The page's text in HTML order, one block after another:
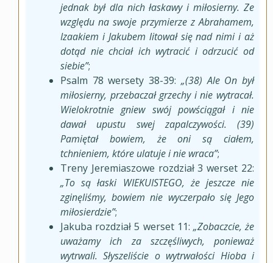
jednak był dla nich łaskawy i miłosierny. Ze
względu na swoje przymierze z Abrahamem,
Izaakiem i Jakubem litował się nad nimi i aż
dotąd nie chciał ich wytracić i odrzucić od
siebie”;
Psalm 78 wersety 38-39: „(38) Ale On był
miłosierny, przebaczał grzechy i nie wytracał.
Wielokrotnie gniew swój powściągał i nie
dawał upustu swej zapalczywości. (39)
Pamiętał bowiem, że oni są ciałem,
tchnieniem, które ulatuje i nie wraca”;
Treny Jeremiaszowe rozdział 3 werset 22:
„To są łaski WIEKUISTEGO, że jeszcze nie
zginęliśmy, bowiem nie wyczerpało się Jego
miłosierdzie”;
Jakuba rozdział 5 werset 11: „Zobaczcie, że
uważamy ich za szczęśliwych, ponieważ
wytrwali. Słyszeliście o wytrwałości Hioba i